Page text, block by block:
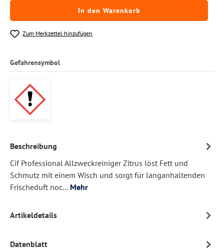
In den Warenkorb
Zum Merkzettel hinzufügen
Gefahrensymbol
Beschreibung
Cif Professional Allzweckreiniger Zitrus löst Fett und
Schmutz mit einem Wisch und sorgt für langanhaltenden
Frischeduft noc… Mehr
Artikeldetails
Datenblatt